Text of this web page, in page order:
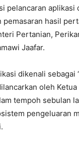
pelancaran aplikasi
pemasaran hasil
Pertanian,
Jaafar.
dikenali sebagai
oleh
tempoh sebulan
pengeluaran